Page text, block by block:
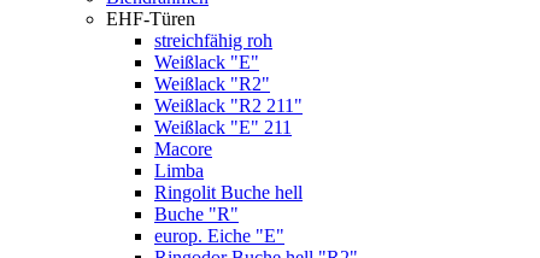
EHF-Türen
streichfähig roh
Weißlack "E"
Weißlack "R2"
Weißlack "R2 211"
Weißlack "E" 211
Macore
Limba
Ringolit Buche hell
Buche "R"
europ. Eiche "E"